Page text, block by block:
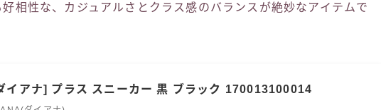
相性な、カジュアルさとクラス感のバランスが絶妙なアイテムで
イアナ] プラス スニーカー 黒 ブラック 170013100014